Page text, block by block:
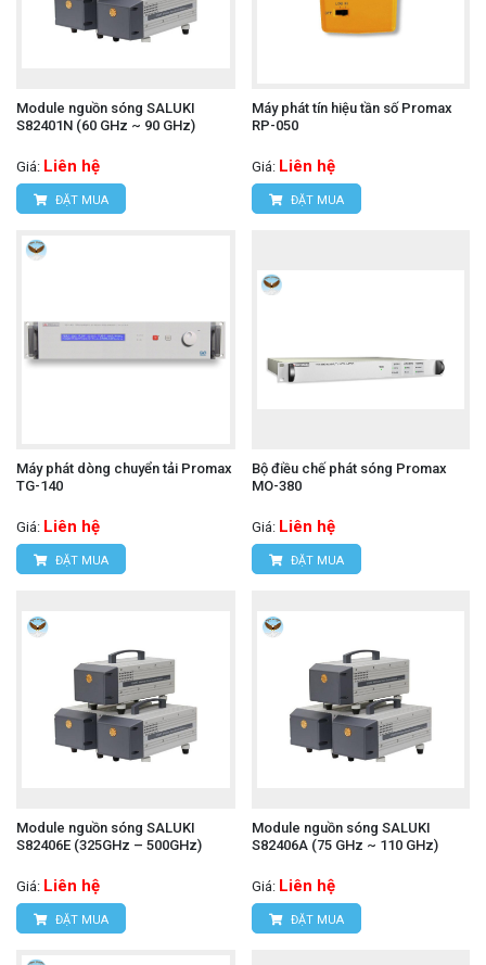
Module nguồn sóng SALUKI
S82401N (60 GHz ~ 90 GHz)
Giá: Liên hệ
ĐẶT MUA
Máy phát tín hiệu tần số Promax
RP-050
Giá: Liên hệ
ĐẶT MUA
Máy phát dòng chuyển tải Promax
TG-140
Giá: Liên hệ
ĐẶT MUA
Bộ điều chế phát sóng Promax
MO-380
Giá: Liên hệ
ĐẶT MUA
Module nguồn sóng SALUKI
S82406E (325GHz – 500GHz)
Giá: Liên hệ
ĐẶT MUA
Module nguồn sóng SALUKI
S82406A (75 GHz ~ 110 GHz)
Giá: Liên hệ
ĐẶT MUA